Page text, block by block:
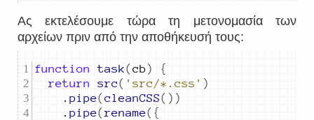
Ας εκτελέσουμε τώρα τη μετονομασία των
αρχείων πριν από την αποθήκευσή τους:
function task( cb)
{
return
src( 'src/*.css' )
. pipe( cleanCSS())
. pipe( rename({